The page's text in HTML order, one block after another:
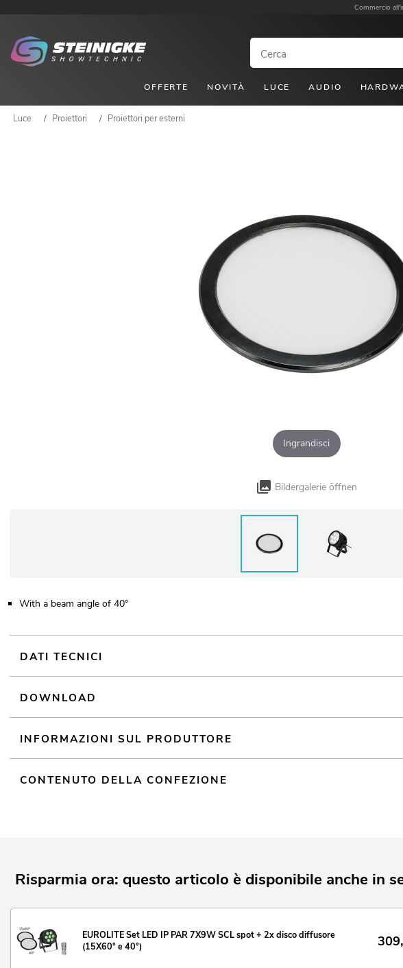
Commercio
OFFERTE NOVITÀ LUCE AUDIO
Luce / Proiettori / Proiettori per esterni
Ingrandisci
Bildergalerie öffnen
With a beam angle of 40°
DATI TECNICI
DOWNLOAD
INFORMAZIONI SUL PRODUTTORE
CONTENUTO DELLA CONFEZIONE
Risparmia ora: questo articolo è disponibile anche in
EUROLITE Set LED IP PAR 7X9W SCL spot + 2x disco diffusore
(15X60° e 40°)